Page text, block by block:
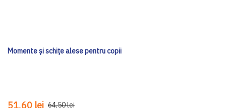
Momente și schițe alese pentru copii
51,60 lei 64,50 lei